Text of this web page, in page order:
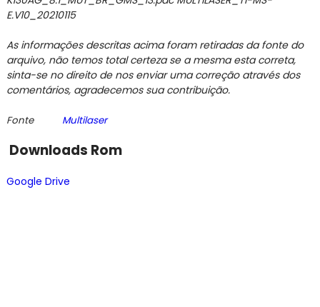
E.V10_20210115
As informações descritas acima foram retiradas da fonte do
arquivo, não temos total certeza se a mesma esta correta,
sinta-se no direito de nos enviaruma correção através dos
comentários, agradecemos sua contribuição.
Fonte Multilaser
Downloads Rom
Google Drive